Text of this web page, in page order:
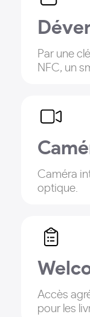
Par une
NFC, un
Caméra
optique.
Accès
pour les